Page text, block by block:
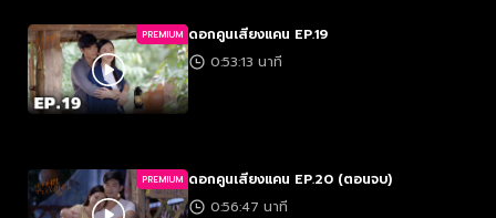
PREMIUM ดอกคูนเสียงแคน EP.19
0:53:13 นาที
PREMIUM ดอกคูนเสียงแคน EP.20 (ตอนจบ)
0:56:47 นาที